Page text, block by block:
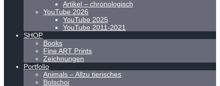
Artikel – chronologisch
YouTube 2026
YouTube 2025
YouTube 2011-2021
SHOP
Books
Fine ART Prints
Zeichnungen
Portfolio
Animals – Allzu tierisches
Bolschoi